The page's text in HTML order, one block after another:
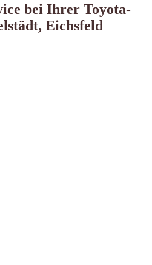
bei Ihrer Toyota-
Eichsfeld